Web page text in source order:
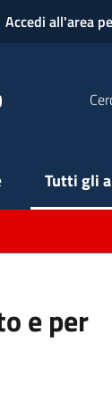
Accedi all'area
Tutti gli
e per